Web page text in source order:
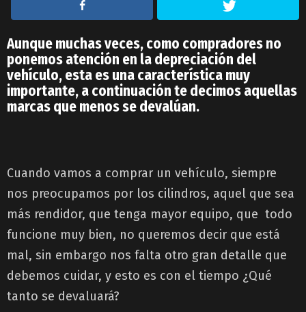
Aunque muchas veces, como compradores no
ponemos atención en la depreciación del
vehículo, esta es una característica muy
importante, a continuación te decimos aquellas
marcas que menos se devalúan.
Cuando vamos a comprar un vehículo, siempre
nos preocupamos por los cilindros, aquel que sea
más rendidor, que tenga mayor equipo, que todo
funcione muy bien, no queremos decir que está
mal, sin embargo nos falta otro gran detalle que
debemos cuidar, y esto es con el tiempo ¿Qué
tanto se devaluará?